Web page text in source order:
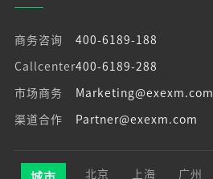
商务咨询 400-6189-188
Callcenter400-6189-288
市场商务 Marketing@exexm.com
渠道合作 Partner@exexm.com
北京 上海 广州